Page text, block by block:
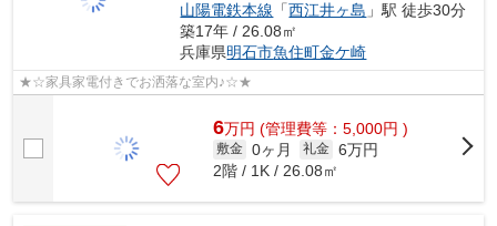
山陽電鉄本線 「西江井ヶ島 」駅 徒歩30分
築17年 / 26.08㎡
兵庫県明石市魚住町金ケ崎
★☆家具家電付きでお洒落な室内♪☆★
6万円 (管理費等：5,000円 )
敷金 0ヶ月 礼金 6万円
2階 / 1K / 26.08㎡